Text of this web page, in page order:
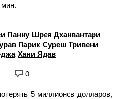
мин.
Панну Шрея Дханвантари
Парик Суреш Тривени
Хани Ядав
0
5 миллионов долларов,